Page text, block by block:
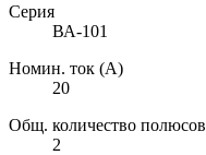
Серия
ВА-101
Номин. ток (А)
20
Общ. количество полюсов
2